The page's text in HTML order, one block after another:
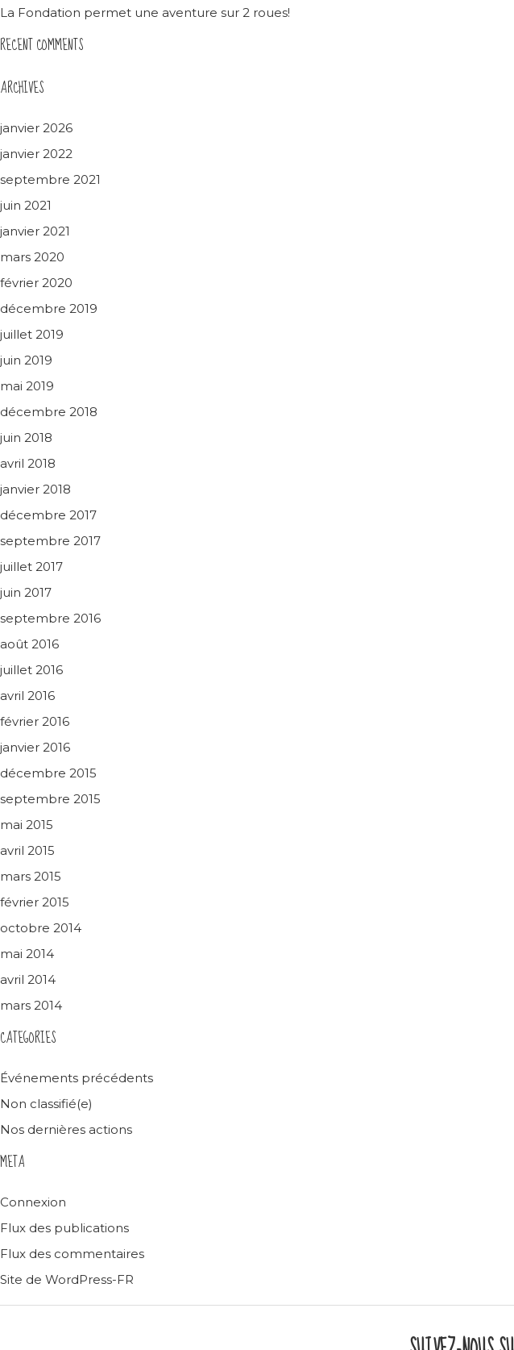
La Fondation permet une aventure sur 2 roues!
RECENT COMMENTS
ARCHIVES
janvier 2026
janvier 2022
septembre 2021
juin 2021
janvier 2021
mars 2020
février 2020
décembre 2019
juillet 2019
juin 2019
mai 2019
décembre 2018
juin 2018
avril 2018
janvier 2018
décembre 2017
septembre 2017
juillet 2017
juin 2017
septembre 2016
août 2016
juillet 2016
avril 2016
février 2016
janvier 2016
décembre 2015
septembre 2015
mai 2015
avril 2015
mars 2015
février 2015
octobre 2014
mai 2014
avril 2014
mars 2014
CATEGORIES
Événements précédents
Non classifié(e)
Nos dernières actions
META
Connexion
Flux des publications
Flux des commentaires
Site de WordPress-FR